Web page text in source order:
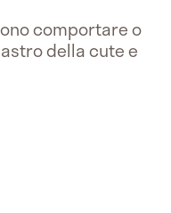
comportare o
della cute e